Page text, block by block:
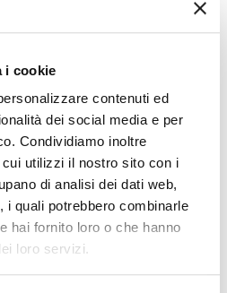
i cookie
contenuti ed
dei social media e per
Condividiamo inoltre
utilizzi il nostro sito con i
di analisi dei dati web,
i quali potrebbero combinarle
hai fornito loro o che hanno
loro servizi.